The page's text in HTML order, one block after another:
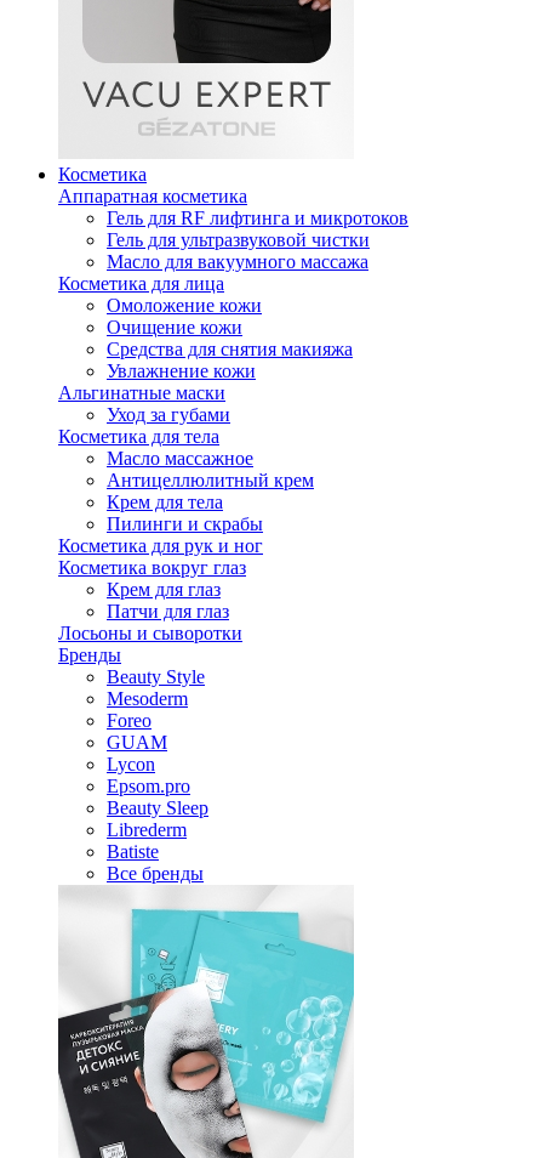
Косметика
Аппаратная косметика
Гель для RF лифтинга и микротоков
Гель для ультразвуковой чистки
Масло для вакуумного массажа
Косметика для лица
Омоложение кожи
Очищение кожи
Средства для снятия макияжа
Увлажнение кожи
Альгинатные маски
Уход за губами
Косметика для тела
Масло массажное
Антицеллюлитный крем
Крем для тела
Пилинги и скрабы
Косметика для рук и ног
Косметика вокруг глаз
Крем для глаз
Патчи для глаз
Лосьоны и сыворотки
Бренды
Beauty Style
Mesoderm
Foreo
GUAM
Lycon
Epsom.pro
Beauty Sleep
Librederm
Batiste
Все бренды